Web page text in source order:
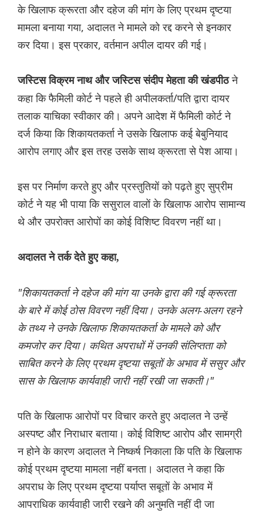
के खिलाफ क्रूरता और दहेज की मांग के लिए प्रथम दृष्टया
मामला बनाया गया, अदालत ने मामले को रद्द करने से इनकार
कर दिया। इस प्रकार, वर्तमान अपील दायर की गई।
जस्टिस विक्रम नाथ और जस्टिस संदीप मेहता की खंडपीठने
कहा कि फैमिली कोर्ट ने पहले ही अपीलकर्ता/पति द्वारा दायर
तलाक याचिका स्वीकार की। अपने आदेश में फैमिली कोर्ट ने
दर्ज किया कि शिकायतकर्ता ने उसके खिलाफ कई बेबुनियाद
आरोप लगाए और इस तरह उसके साथ क्रूरता से पेश आया।
इस पर निर्माण करते हुए और प्रस्तुतियों को पढ़ते हुए सुप्रीम
कोर्ट ने यह भी पाया कि ससुराल वालों के खिलाफ आरोप सामान्य
थे और उपरोक्त आरोपों का कोई विशिष्ट विवरण नहीं था।
अदालत ने तर्क देते हुए कहा,
"शिकायतकर्ता ने दहेज की मांग या उनके द्वारा की गई क्रूरता
के बारे में कोई ठोस विवरण नहीं दिया। उनके अलग-अलग रहने
के तथ्य ने उनके खिलाफ शिकायतकर्ता के मामले को और
कमजोर कर दिया। कथित अपराधों में उनकी संलिप्तता को
साबित करने के लिए प्रथम दृष्टया सबूतों के अभाव में ससुर और
सास के खिलाफ कार्यवाही जारी नहीं रखी जा सकती।"
पति के खिलाफ आरोपों पर विचार करते हुए अदालत ने उन्हें
अस्पष्ट और निराधार बताया। कोई विशिष्ट आरोप और सामग्री
न होने के कारण अदालत ने निष्कर्ष निकाला कि पति के खिलाफ
कोई प्रथम दृष्टया मामला नहीं बनता। अदालत ने कहा कि
अपराध के लिए प्रथम दृष्टया पर्याप्त सबूतों के अभाव में
आपराधिक कार्यवाही जारी रखने की अनुमति नहीं दी जा